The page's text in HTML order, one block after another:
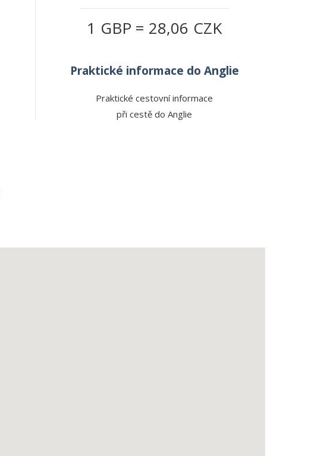
1 GBP = 28,06 CZK
Praktické informace do Anglie
Praktické cestovní informace
při cestě do Anglie